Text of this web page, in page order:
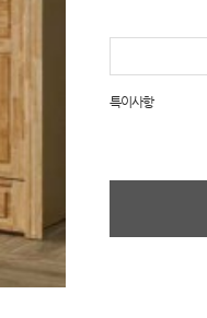
특이사항